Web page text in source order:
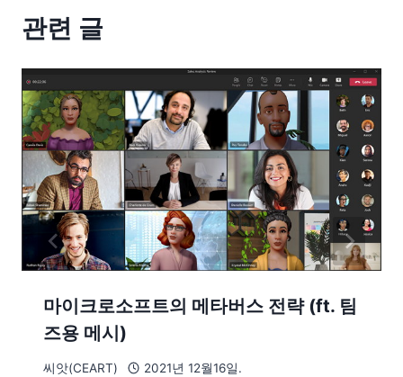
관련 글
마이크로소프트의 메타버스 전략 (ft. 팀
즈용 메시)
씨앗(CEART) 2021년 12월16일.